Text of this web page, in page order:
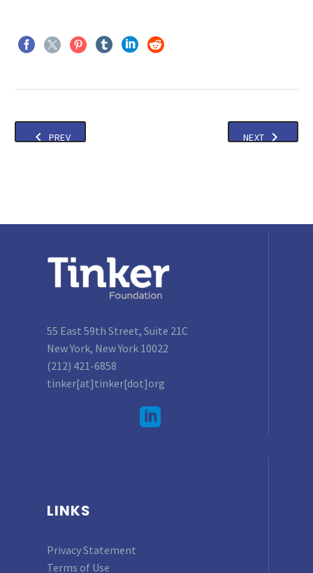
PREV NEXT
55 East 59th Street, Suite 21C
New York, New York 10022
(212) 421-6858
tinker[at]tinker[dot]org
LINKS
Privacy Statement
Terms of Use